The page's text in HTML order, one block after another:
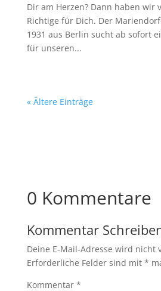
Dir am Herzen? Dann haben wir
Richtige für Dich. Der
1931 aus Berlin sucht ab sofort
für unseren...
« Ältere Einträge
0 Kommentare
Kommentar
Deine E-Mail-Adresse wird nicht
Erforderliche Felder sind mit *
Kommentar *